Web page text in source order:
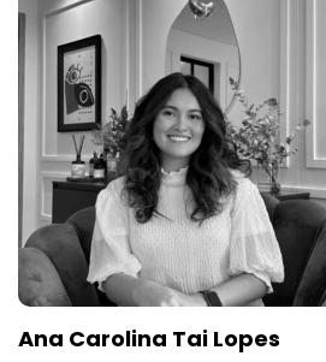
Ana Carolina Tai Lopes